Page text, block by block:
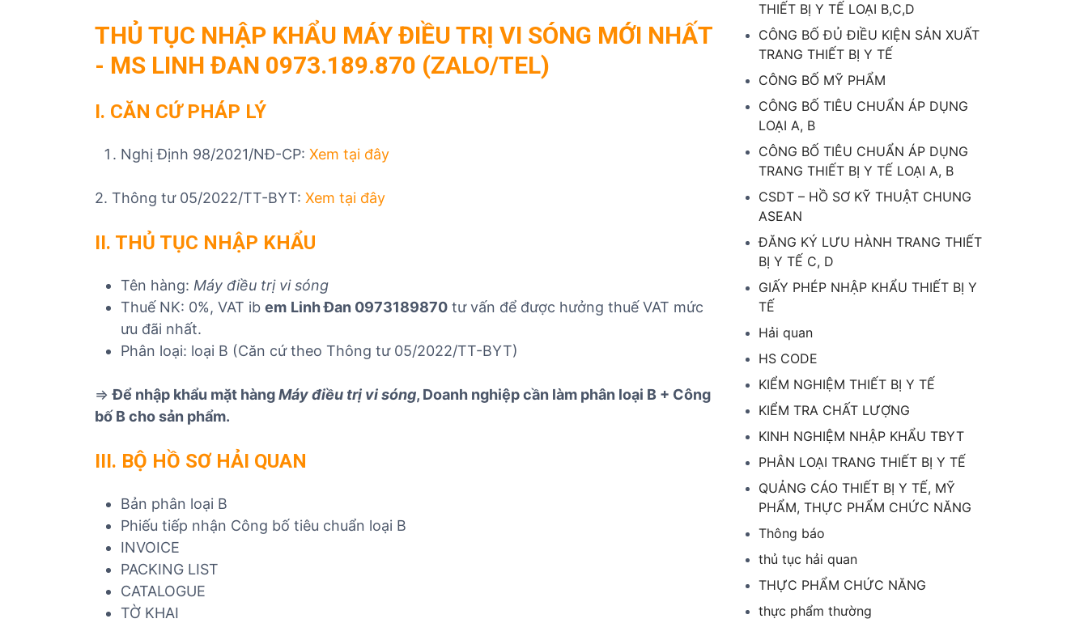
THỦ TỤC NHẬP KHẨU MÁY ĐIỀU TRỊ VI SÓNG MỚI NHẤT
- MS LINH ĐAN 0973.189.870 (ZALO/TEL)
I. CĂN CỨ PHÁP LÝ
Nghị Định 98/2021/NĐ-CP: Xem tại đây
2. Thông tư 05/2022/TT-BYT: Xem tại đây
II. THỦ TỤC NHẬP KHẨU
Tên hàng: Máy điều trị vi sóng
Thuế NK: 0%, VAT ib em Linh Đan 0973189870 tư vấn để được hưởng thuế VAT mức
ưu đãi nhất.
Phân loại: loại B (Căn cứ theo Thông tư 05/2022/TT-BYT)
=>Để nhập khẩu mặt hàngMáy điều trị vi sóng, Doanh nghiệp cần làm phân loại B + Công
bố B cho sản phẩm.
III. BỘ HỒ SƠ HẢI QUAN
Bản phân loại B
Phiếu tiếp nhận Công bố tiêu chuẩn loại B
INVOICE
PACKING LIST
CATALOGUE
TỜ KHAI
THIẾT BỊ Y TẾ LOẠI B,C,D
CÔNG BỐ ĐỦ ĐIỀU KIỆN SẢN XUẤT
TRANG THIẾT BỊ Y TẾ
CÔNG BỐ MỸ PHẨM
CÔNG BỐ TIÊU CHUẨN ÁP DỤNG
LOẠI A, B
CÔNG BỐ TIÊU CHUẨN ÁP DỤNG
TRANG THIẾT BỊ Y TẾ LOẠI A, B
CSDT – HỒ SƠ KỸ THUẬT CHUNG
ASEAN
ĐĂNG KÝ LƯU HÀNH TRANG THIẾT
BỊ Y TẾ C, D
GIẤY PHÉP NHẬP KHẨU THIẾT BỊ Y
TẾ
Hải quan
HS CODE
KIỂM NGHIỆM THIẾT BỊ Y TẾ
KIỂM TRA CHẤT LƯỢNG
KINH NGHIỆM NHẬP KHẨU TBYT
PHÂN LOẠI TRANG THIẾT BỊ Y TẾ
QUẢNG CÁO THIẾT BỊ Y TẾ, MỸ
PHẨM, THỰC PHẨM CHỨC NĂNG
Thông báo
thủ tục hải quan
THỰC PHẨM CHỨC NĂNG
thực phẩm thường